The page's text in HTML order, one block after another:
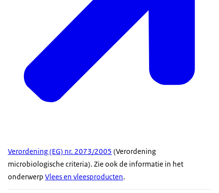
Verordening (EG) nr. 2073/2005 (Verordening
microbiologische criteria). Zie ook de informatie in het
onderwerp Vlees en vleesproducten.